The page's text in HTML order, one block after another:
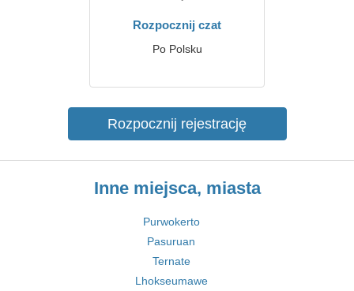
Rozpocznij czat
Po Polsku
Rozpocznij rejestrację
Inne miejsca, miasta
Purwokerto
Pasuruan
Ternate
Lhokseumawe